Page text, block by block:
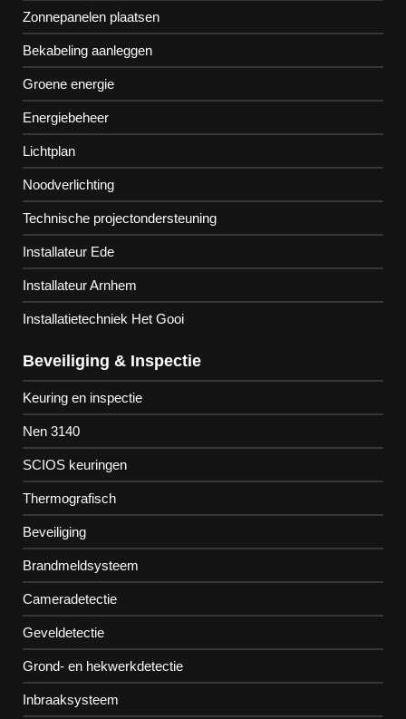
Zonnepanelen plaatsen
Bekabeling aanleggen
Groene energie
Energiebeheer
Lichtplan
Noodverlichting
Technische projectondersteuning
Installateur Ede
Installateur Arnhem
Installatietechniek Het Gooi
Beveiliging & Inspectie
Keuring en inspectie
Nen 3140
SCIOS keuringen
Thermografisch
Beveiliging
Brandmeldsysteem
Cameradetectie
Geveldetectie
Grond- en hekwerkdetectie
Inbraaksysteem